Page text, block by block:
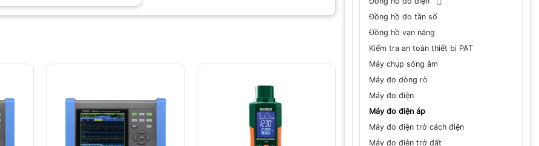
Đồng hồ đo tần số
Đồng hồ vạn năng
Kiểm tra an toàn thiết bị PAT
Máy chụp sóng âm
Máy đo dòng rò
Máy đo điện
Máy đo điện áp
Máy đo điện trở cách điện
Máy đo điện trở đất